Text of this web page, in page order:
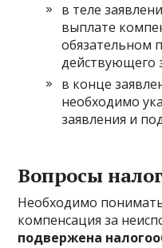
в теле
выплате
обязательном
действующего
в конце
необходимо
заявления и
Вопросы
Необходимо
компенсация за
подвержена